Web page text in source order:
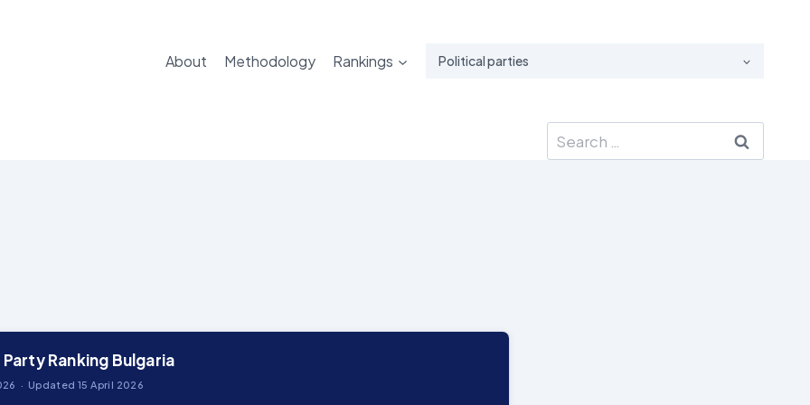
About Methodology Rankings Political parties
Search
for:
Ranking Bulgaria
· Updated 15 April 2026